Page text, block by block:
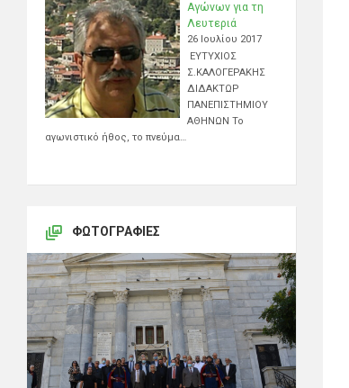
Αγώνων για τη
Λευτεριά
26 Ιουλίου 2017
ΕΥΤΥΧΙΟΣ
Σ.ΚΑΛΟΓΕΡΑΚΗΣ
ΔΙΔΑΚΤΩΡ
ΠΑΝΕΠΙΣΤΗΜΙΟΥ
ΑΘΗΝΩΝ Το
αγωνιστικό ήθος, το πνεύμα…
ΦΩΤΟΓΡΑΦΊΕΣ